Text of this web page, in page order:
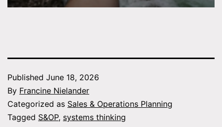
Published June 18, 2026
By Francine Nielander
Categorized as Sales & Operations Planning
Tagged S&OP, systems thinking